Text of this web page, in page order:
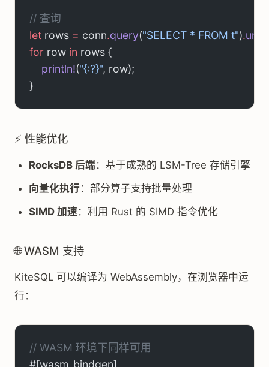
// 查询
let rows = conn.query("SELECT * FROM t").
for row in rows {
    println!
("{:?}", row);
}
⚡ 性能优化
RocksDB 后端：基于成熟的 LSM-Tree 存储引擎
向量化执行：部分算子支持批量处理
SIMD 加速 ：利用 Rust 的 SIMD 指令优化
🌐 WASM 支持
KiteSQL 可以编译为 WebAssembly，在浏览器中运
行：
// WASM 环境下同样可用
#[wasm_bindgen]